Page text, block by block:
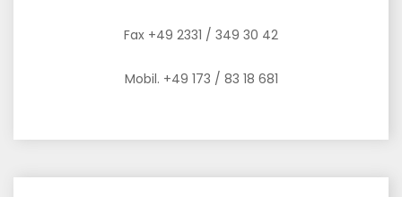
Fax +49 2331 / 349 30 42
Mobil. +49 173 / 83 18 681